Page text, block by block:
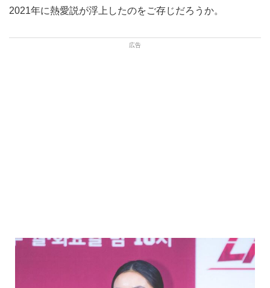
2021年に熱愛説が浮上したのをご存じだろうか。